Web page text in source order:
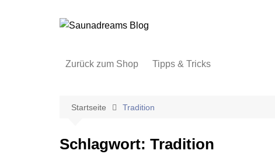
Zurück zum Shop Tipps & Tricks
Startseite Tradition
Schlagwort: Tradition